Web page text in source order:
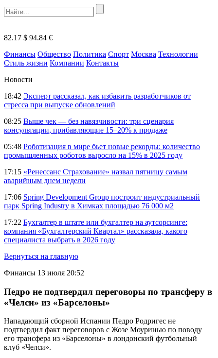
82.17 $ 94.84 €
Финансы Общество Политика Спорт Москва Технологии
Стиль жизни Компании Контакты
Новости
18:42 Эксперт рассказал, как избавить разработчиков от
стресса при выпуске обновлений
08:25 Выше чек — без навязчивости: три сценария
консультации, прибавляющие 15–20% к продаже
05:48 Роботизация в мире бьет новые рекорды: количество
промышленных роботов выросло на 15% в 2025 году
17:15 «Ренессанс Страхование» назвал пятницу самым
аварийным днем недели
17:06 Spring Development Group построит индустриальный
парк Spring Industry в Химках площадью 76 000 м2
17:22 Бухгалтер в штате или бухгалтер на аутсорсинге:
компания «Бухгалтерский Квартал» рассказала, какого
специалиста выбрать в 2026 году
Вернуться на главную
Финансы 13 июля 20:52
Педро не подтвердил переговоры по трансферу в
«Челси» из «Барселоны»
Нападающий сборной Испании Педро Родригес не
подтвердил факт переговоров с Жозе Моуринью по поводу
его трансфера из «Барселоны» в лондонский футбольный
клуб «Челси».